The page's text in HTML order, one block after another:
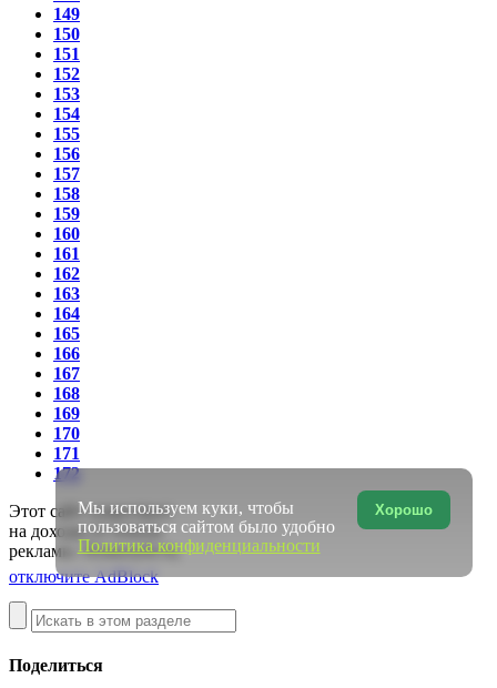
149
150
151
152
153
154
155
156
157
158
159
160
161
162
163
164
165
166
167
168
169
170
171
172
Этот сайт существует
на доходы от показа
рекламы. Пожалуйста,
отключите AdBlock
Поделиться
Хорошо
Мы используем куки, чтобы
пользоваться сайтом было удобно
Политика конфиденциальности